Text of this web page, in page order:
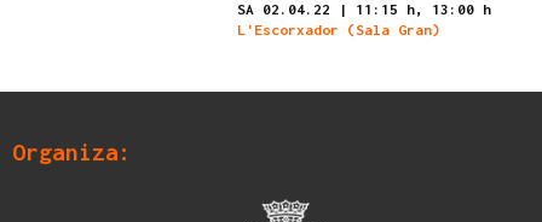
SA 02.04.22 | 11:15 h,
13:00 h
L'Escorxador (Sala Gran)
Organiza: